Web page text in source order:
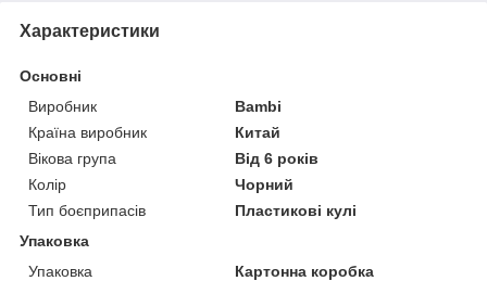
Характеристики
Основні
Виробник
Bambi
Країна виробник
Китай
Вікова група
Від 6 років
Колір
Чорний
Тип боєприпасів
Пластикові кулі
Упаковка
Упаковка
Картонна коробка